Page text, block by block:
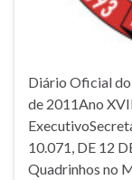
Diário Oficial
de 2011Ano
10.071, DE 12
Quadrinhos no